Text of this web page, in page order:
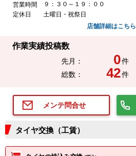
営業時間
９：３０～１９：００
定休日
土曜日・祝祭日
店舗詳細はこちら
作業実績投稿数
先月： 0件
総数：
42件
メンテ問合せ
タイヤ交換（工賃）